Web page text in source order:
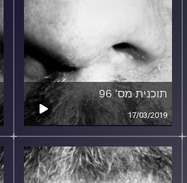
תוכנית מס' 96
17/03/2019